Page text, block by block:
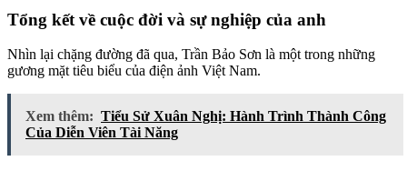
Tổng kết về cuộc đời và sự nghiệp của anh
Nhìn lại chặng đường đã qua, Trần Bảo Sơn là một trong những
gương mặt tiêu biểu của điện ảnh Việt Nam.
Xem thêm: Tiểu Sử Xuân Nghị: Hành Trình Thành Công
Của Diễn Viên Tài Năng